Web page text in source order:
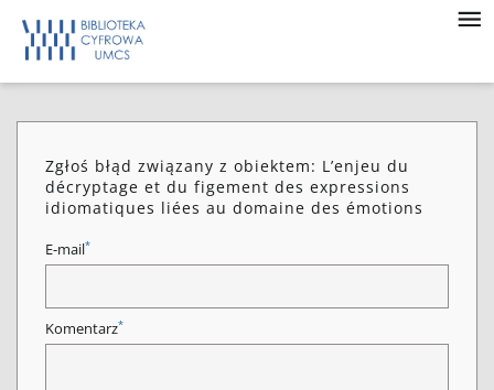
Zgłoś błąd związany z obiektem: L’enjeu du
décryptage et du figement des expressions
idiomatiques liées au domaine des émotions
E-mail*
Komentarz*